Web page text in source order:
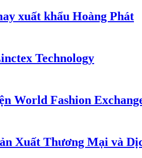
xuất khẩu Hoàng Phát
Technology
World Fashion
Xuất Thương Mại và